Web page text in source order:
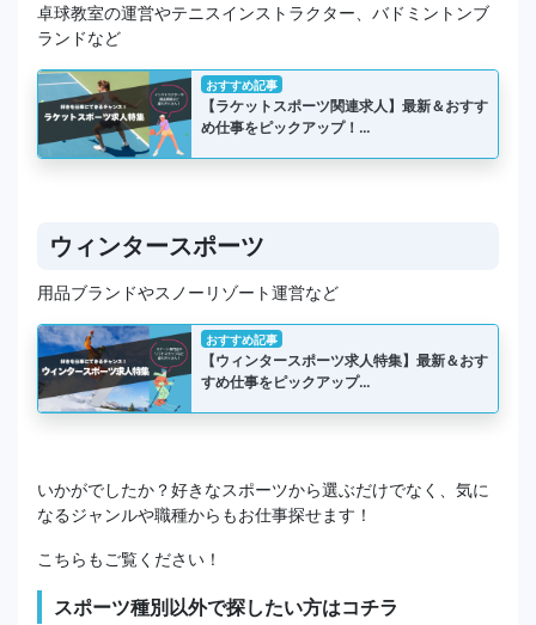
卓球教室の運営やテニスインストラクター、バドミントンブ
ランドなど
おすすめ記事
【ラケットスポーツ関連求人】最新＆おすす
め仕事をピックアップ！…
ウィンタースポーツ
用品ブランドやスノーリゾート運営など
おすすめ記事
【ウィンタースポーツ求人特集】最新＆おす
すめ仕事をピックアップ…
いかがでしたか？好きなスポーツから選ぶだけでなく、気に
なるジャンルや職種からもお仕事探せます！
こちらもご覧ください！
スポーツ種別以外で探したい方はコチラ